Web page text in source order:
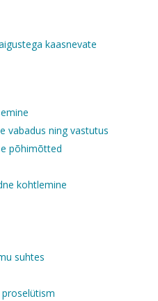
kaasnevate
vabadus ning vastutus
põhimõtted
kohtlemine
suhtes